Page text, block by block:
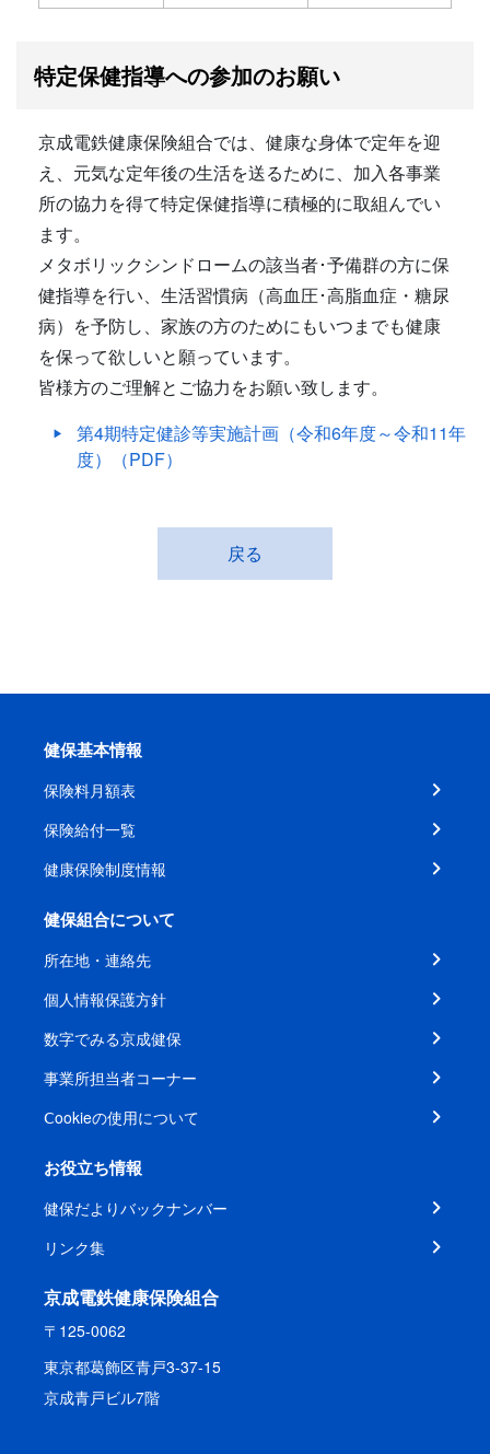
特定保健指導への参加のお願い
京成電鉄健康保険組合では、健康な身体で定年を迎
え、元気な定年後の生活を送るために、加入各事業
所の協力を得て特定保健指導に積極的に取組んでい
ます。
メタボリックシンドロームの該当者･予備群の方に保
健指導を行い、生活習慣病（高血圧･高脂血症・糖尿
病）を予防し、家族の方のためにもいつまでも健康
を保って欲しいと願っています。
皆様方のご理解とご協力をお願い致します。
第4期特定健診等実施計画（令和6年度～令和11年
度）（PDF）
戻る
健保基本情報
保険料月額表
保険給付一覧
健康保険制度情報
健保組合について
所在地・連絡先
個人情報保護方針
数字でみる京成健保
事業所担当者コーナー
Ⅽookieの使用について
お役立ち情報
健保だよりバックナンバー
リンク集
京成電鉄健康保険組合
〒125-0062
東京都葛飾区青戸3-37-15
京成青戸ビル7階